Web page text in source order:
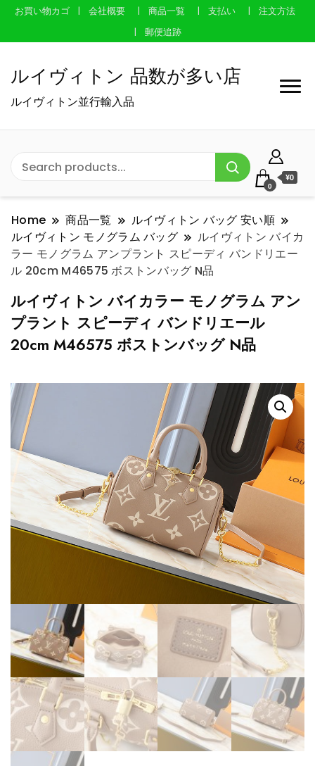
お買い物カゴ 会社概要 商品一覧 支払い
注文方法
郵便追跡
ルイヴィトン 品数が多い店
ルイヴィトン並行輸入品
0
¥0
Home 商品一覧
ルイヴィトン バッグ 安い順
ルイヴィトン モノグラム バッグ
ルイヴィトン バイカ
ラー モノグラム アンプラント スピーディ バンドリエー
ル 20cm M46575 ボストンバッグ N品
ルイヴィトン バイカラー モノグラム アン
プラント スピーディ バンドリエール
20cm M46575 ボストンバッグ N品